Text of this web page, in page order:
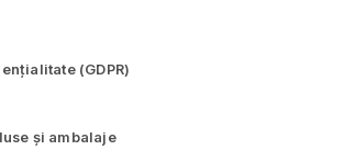
(GDPR)
și ambalaje